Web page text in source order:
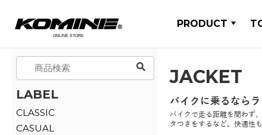
PRODUCT
LABEL
CLASSIC
CASUAL
JACKET
バイクに乗るなら
バイクで走る距離を問わず
タつきをするなど。快適性